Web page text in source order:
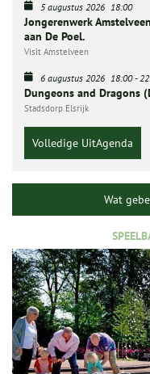
5 augustus 2026 18:00
Jongerenwerk
aan De Poel.
Visit Amstelveen
6 augustus 2026 18:00-
Dungeons and Dragons
Stadsdorp Elsrijk
Volledige UitAgenda
Wat